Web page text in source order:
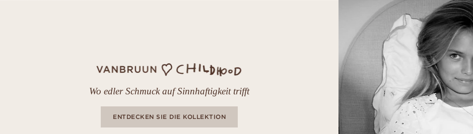
Wo edler Schmuck auf Sinnhaftigkeit trifft
ENTDECKEN SIE DIE KOLLEKTION